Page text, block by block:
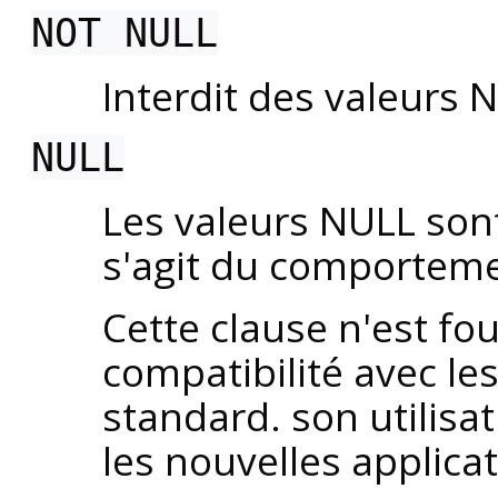
NOT NULL
Interdit des valeurs
NULL
Les valeurs NULL
s'agit du
Cette clause n'est
compatibilité avec
standard. son
les nouvelles